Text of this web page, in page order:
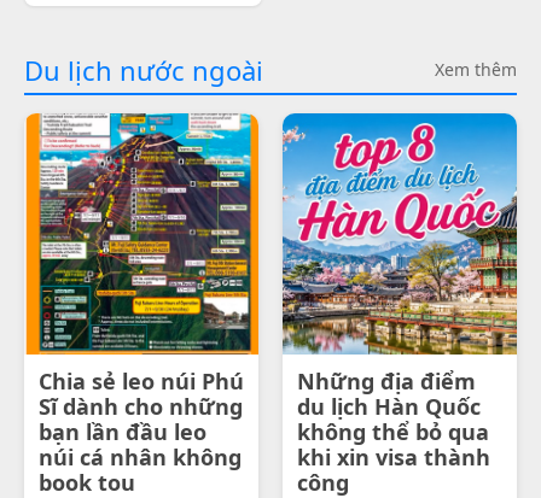
Du lịch nước ngoài Xem thêm
Chia sẻ leo núi Phú
Sĩ dành cho những
bạn lần đầu leo
núi cá nhân không
book tou
Những địa điểm
du lịch Hàn Quốc
không thể bỏ qua
khi xin visa thành
công